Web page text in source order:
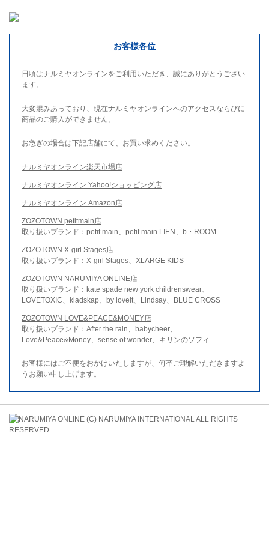
お客様各位
日頃はナルミヤオンラインをご利用いただき、誠にありがとうござい
ます。
大変混みあっており、現在ナルミヤオンラインへのアクセスならびに
商品のご購入ができません。
お急ぎの場合は下記店舗にて、お買い求めください。
ナルミヤオンライン楽天市場店
ナルミヤオンライン Yahoo!ショッピング店
ナルミヤオンライン Amazon店
ZOZOTOWN petitmain店
取り扱いブランド：petit main、petit main LIEN、b・ROOM
ZOZOTOWN X-girl Stages店
取り扱いブランド：X-girl Stages、XLARGE KIDS
ZOZOTOWN NARUMIYA ONLINE店
取り扱いブランド：kate spade new york childrenswear、
LOVETOXIC、kladskap、by loveit、Lindsay、BLUE CROSS
ZOZOTOWN LOVE&PEACE&MONEY店
取り扱いブランド：After the rain、babycheer、
Love&Peace&Money、sense of wonder、キリンのソフィ
お客様にはご不便をおかけいたしますが、何卒ご理解いただきますよ
うお願い申し上げます。